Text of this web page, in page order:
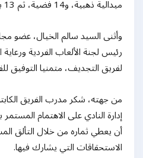
ميدالية ذهبية، و14 فضية، ثم 13 برونزية.
وأثنى السيد سالم الخيال، عضو
رئيس لجنة الألعاب الفردية
لفريق التجديف، متمنيا التوفيق
من جهته، شكر مدرب الفريق
إدارة النادي على الاهتمام
أن يعطي ثماره من خلال التألق
الاستحقاقات التي يشارك فيها.